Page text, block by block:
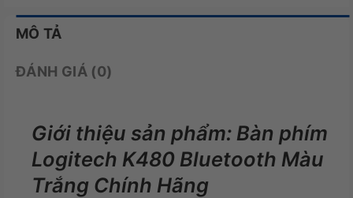
MÔ TẢ
ĐÁNH GIÁ (0)
Giới thiệu sản phẩm: Bàn phím
Logitech K480 Bluetooth Màu
Trắng Chính Hãng